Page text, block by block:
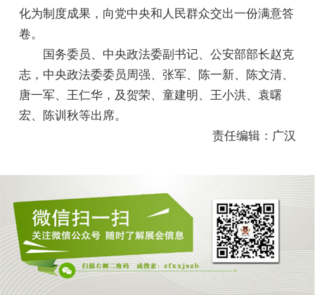
化为制度成果，向党中央和人民群众交出一份满意答
卷。
国务委员、中央政法委副书记、公安部部长赵克
志，中央政法委委员周强、张军、陈一新、陈文清、
唐一军、王仁华，及贺荣、童建明、王小洪、袁曙
宏、陈训秋等出席。
责任编辑：广汉